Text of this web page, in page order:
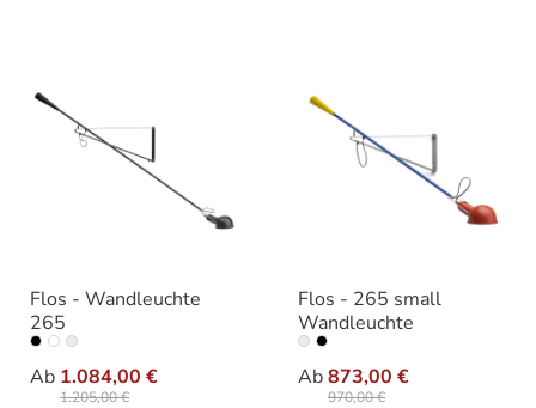
Flos - Wandleuchte
265
Ab 1.084,00 €
1.205,00 €
Ausführung
Flos - 265 small
Wandleuchte
Ab873,00 €
970,00 €
Varianten